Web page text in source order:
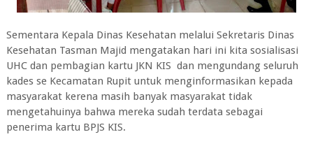
Sementara Kepala Dinas Kesehatan melalui Sekretaris Dinas
Kesehatan Tasman Majid mengatakan hari ini kita sosialisasi
UHC dan pembagian kartu JKN KIS dan mengundang seluruh
kades se Kecamatan Rupit untuk menginformasikan kepada
masyarakat kerena masih banyak masyarakat tidak
mengetahuinya bahwa mereka sudah terdata sebagai
penerima kartu BPJS KIS.